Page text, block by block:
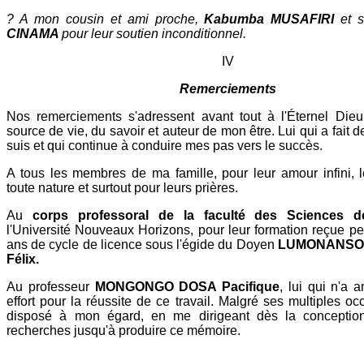
? A mon cousin et ami proche,Kabumba MUSAFIRIet
CINAMA pour leur soutien inconditionnel.
IV
Remerciements
Nos remerciements s'adressent avant tout à l'Éternel
source de vie, du savoir et auteur de mon être. Lui qui a fait
suis et qui continue à conduire mes pas vers le succès.
A tous les membres de ma famille, pour leur amour infini,
toute nature et surtout pour leurs prières.
Au corps professoral de la faculté des Sciences
l'Université Nouveaux Horizons, pour leur formation reçue
ans de cycle de licence sous l'égide du Doyen
Félix.
Au professeur MONGONGO DOSA Pacifique, lui qui n'a
effort pour la réussite de ce travail. Malgré ses multiples
disposé à mon égard, en me dirigeant dès la
recherches jusqu'à produire ce mémoire.